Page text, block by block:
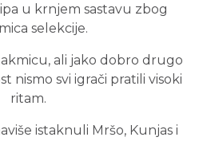
u krnjem sastavu zbog
selekcije.
ali jako dobro drugo
nismo svi igrači pratili visoki
ritam.
istaknuli Mršo, Kunjas i